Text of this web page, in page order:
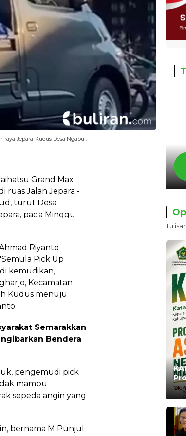
Jepara-Kudus Desa Ngabul.
Grand Max
ruas Jalan Jepara -
turut Desa
pada Minggu
Riyanto
Pick Up
kemudikan,
Kecamatan
Kudus menuju
Semarakkan
Bendera
pengemudi pick
mampu
sepeda angin yang
bernama M Punjul